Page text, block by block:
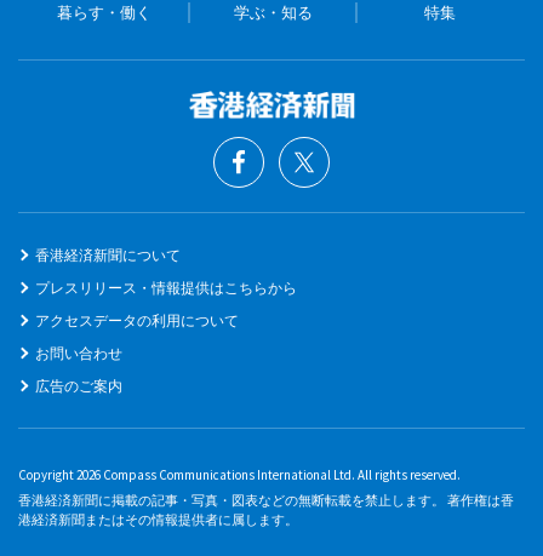
暮らす・働く 学ぶ・知る 特集
香港経済新聞について
プレスリリース・情報提供はこちらから
アクセスデータの利用について
お問い合わせ
広告のご案内
Copyright 2026 Compass Communications International Ltd. All rights reserved.
香港経済新聞に掲載の記事・写真・図表などの無断転載を禁止します。 著作権は香
港経済新聞またはその情報提供者に属します。